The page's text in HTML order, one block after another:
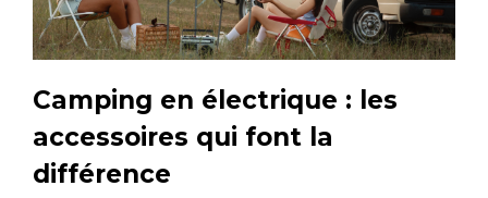
Camping en électrique : les
accessoires qui font la
différence